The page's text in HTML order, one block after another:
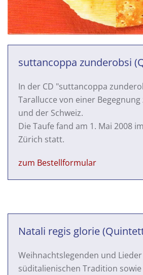
suttancoppa zunderobsi
In der CD "suttancoppa
Tarallucce von einer
und der Schweiz.
Die Taufe fand am 1. Mai 2008
Zürich statt.
zum Bestellformular
Natali regis glorie
Weihnachtslegenden und
süditalienischen Tradition sowie